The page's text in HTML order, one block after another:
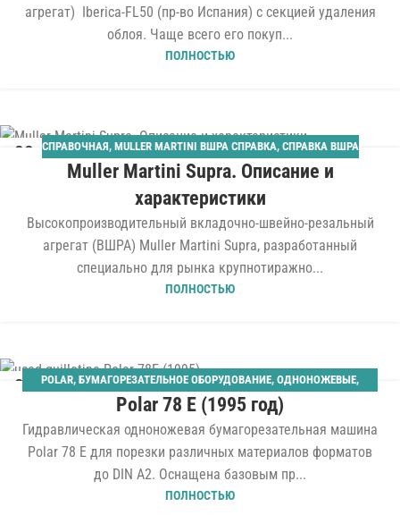
агрегат) Iberica-FL50 (пр-во Испания) с секцией удаления
облоя. Чаще всего его покуп...
ПОЛНОСТЬЮ
22 СПРАВОЧНАЯ, MULLER MARTINI ВШРА СПРАВКА, СПРАВКА ВШРА
Muller Martini Supra. Описание и
характеристики
Высокопроизводительный вкладочно-швейно-резальный
агрегат (ВШРА) Muller Martini Supra, разработанный
специально для рынка крупнотиражно...
ПОЛНОСТЬЮ
20 POLAR, БУМАГОРЕЗАТЕЛЬНОЕ ОБОРУДОВАНИЕ, ОДНОНОЖЕВЫЕ,
ШИРИНА 780 ММ
Polar 78 E (1995 год)
Гидравлическая одноножевая бумагорезательная машина
Polar 78 E для порезки различных материалов форматов
до DIN A2. Оснащена базовым пр...
ПОЛНОСТЬЮ